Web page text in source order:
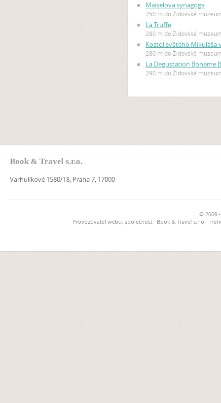
Maiselova synagoga
250 m do Židovské
La Truffe
280 m do Židovské
Kostol svätého Mikuláša
280 m do Židovské
La Degustation Boheme
290 m do Židovské
Book & Travel s.r.o.
Varhulíkové 1580/18, Praha 7, 17000
© 2009
Provozovatel webu, společnost `Book & Travel s.r.o.`